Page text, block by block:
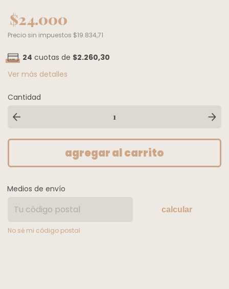
$24.000
Precio sin impuestos $19.834,71
24 cuotas de $2.260,30
Ver más detalles
Cantidad
Medios de envío
calcular
No sé mi código postal